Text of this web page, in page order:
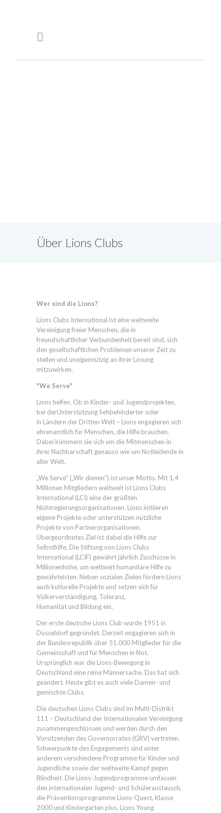
Über Lions Clubs
Wer sind die Lions?
Lions Clubs International ist eine weltweite
Vereinigung freier Menschen, die in
freundschaftlicher Verbundenheit bereit sind, sich
den gesellschaftlichen Problemen unserer Zeit zu
stellen und uneigennützig an ihrer Lösung
mitzuwirken.
"We Serve"
Lions helfen. Ob in Kinder- und Jugendprojekten,
bei derUnterstützung Sehbehinderter oder
in Ländern der Dritten Welt – Lions engagieren sich
ehrenamtlich für Menschen, die Hilfe brauchen.
Dabei kümmern sie sich um die Mitmenschen in
ihrer Nachbarschaft genauso wie um Notleidende in
aller Welt.
„We Serve" („Wir dienen") ist unser Motto. Mit 1,4
Millionen Mitgliedern weltweit ist Lions Clubs
International (LCI) eine der größten
Nichtregierungsorganisationen. Lions initiieren
eigene Projekte oder unterstützen nützliche
Projekte von Partnerorganisationen.
Übergeordnetes Ziel ist dabei die Hilfe zur
Selbsthilfe. Die Stiftung von Lions Clubs
International (LCIF) gewährt jährlich Zuschüsse in
Millionenhöhe, um weltweit humanitäre Hilfe zu
gewährleisten. Neben sozialen Zielen fördern Lions
auch kulturelle Projekte und setzen sich für
Völkerverständigung, Toleranz,
Humanität und Bildung ein.
Der erste deutsche Lions Club wurde 1951 in
Düsseldorf gegründet. Derzeit engagieren sich in
der Bundesrepublik über 51.000 Mitglieder für die
Gemeinschaft und für Menschen in Not.
Ursprünglich war die Lions-Bewegung in
Deutschland eine reine Männersache. Das hat sich
geändert. Heute gibt es auch viele Damen- und
gemischte Clubs.
Die deutschen Lions Clubs sind im Multi-Distrikt
111 – Deutschland der Internationalen Vereinigung
zusammengeschlossen und werden durch den
Vorsitzenden des Governorrates (GRV) vertreten.
Schwerpunkte des Engagements sind unter
anderem verschiedene Programme für Kinder und
Jugendliche sowie der weltweite Kampf gegen
Blindheit. Die Lions-Jugendprogramme umfassen
den internationalen Jugend- und Schüleraustausch,
die Präventionsprogramme Lions-Quest, Klasse
2000 und Kindergarten plus, Lions Young